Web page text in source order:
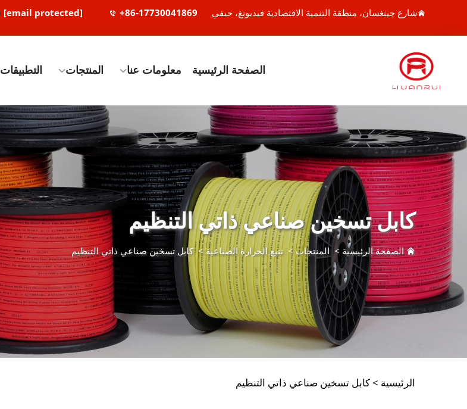
شارع جينغسان، منطقة التنمية الاقتصادية فيديونغ، حيفي +86-17730041869
[email protected]
الصفحة الرئيسية معلومات عنا المنتجات التطبيقات
كابل تسخين صناعي ذاتي التنظيم
الصفحة الرئيسية >المنتجات > تتبع الحرارة الصناعية >كابل تسخين صناعي ذاتي التنظيم
الرئيسية > كابل تسخين صناعي ذاتي التنظيم